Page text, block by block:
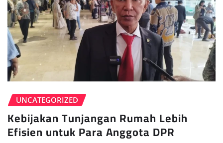
UNCATEGORIZED
Kebijakan Tunjangan Rumah Lebih
Efisien untuk Para Anggota DPR